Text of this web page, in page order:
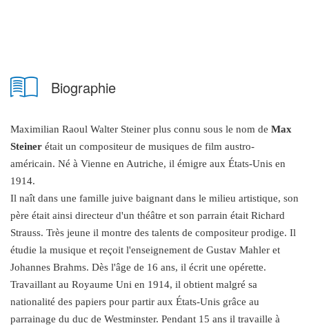
Biographie
Maximilian Raoul Walter Steiner plus connu sous le nom de Max
Steiner était un compositeur de musiques de film austro-
américain. Né à Vienne en Autriche, il émigre aux États-Unis en
1914.
Il naît dans une famille juive baignant dans le milieu artistique, son
père était ainsi directeur d'un théâtre et son parrain était Richard
Strauss. Très jeune il montre des talents de compositeur prodige. Il
étudie la musique et reçoit l'enseignement de Gustav Mahler et
Johannes Brahms. Dès l'âge de 16 ans, il écrit une opérette.
Travaillant au Royaume Uni en 1914, il obtient malgré sa
nationalité des papiers pour partir aux États-Unis grâce au
parrainage du duc de Westminster. Pendant 15 ans il travaille à